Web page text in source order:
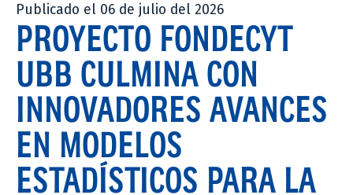
Publicado el 06 de julio del 2026
PROYECTO FONDECYT
UBB CULMINA CON
INNOVADORES AVANCES
EN MODELOS
ESTADÍSTICOS PARA LA